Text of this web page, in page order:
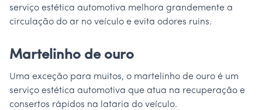
serviço estética automotiva melhora grandemente a
circulação do ar no veículo e evita odores ruins.
Martelinho de ouro
Uma exceção para muitos, o martelinho de ouro é um
serviço estética automotiva que atua na recuperação e
consertos rápidos na lataria do veículo.